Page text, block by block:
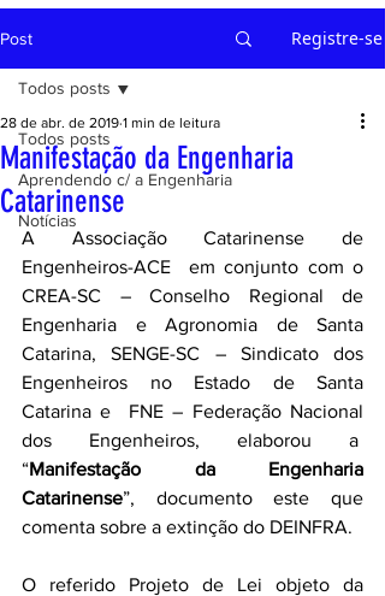
Post Registre-se
Todos posts
Aprendendo c/ a Engenharia
Notícias
Todos posts
Manifestação da Engenharia
Catarinense
28 de abr. de 2019 1 min de leitura
A Associação Catarinense de
Engenheiros-ACE  em conjunto com o
CREA-SC – Conselho Regional de
Engenharia e Agronomia de Santa
Catarina, SENGE-SC – Sindicato dos
Engenheiros no Estado de Santa
Catarina e  FNE – Federação Nacional
dos Engenheiros, elaborou a
“Manifestação da Engenharia
Catarinense”, documento este que
comenta sobre a extinção do DEINFRA.
O referido Projeto de Lei objeto da